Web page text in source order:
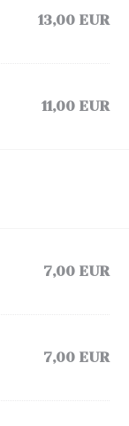
13,00 EUR
11,00 EUR
7,00 EUR
7,00 EUR